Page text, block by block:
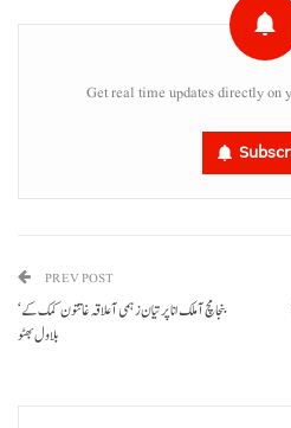
Get real time updates directly on
PREV POST
بنجا مچ آ ملک انا پر تیان زہمی آ علاقہ غاتتون کمک کے‘
بلاول بھٹو